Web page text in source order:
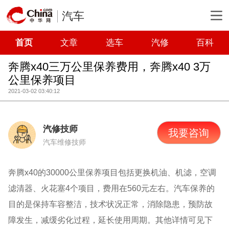
汽车
首页 文章 选车 汽修 百科
奔腾x40三万公里保养费用，奔腾x40 3万
公里保养项目
2021-03-02 03:40:12
汽修技师
汽车维修技师
我要咨询
奔腾x40的30000公里保养项目包括更换机油、机滤，空调
滤清器、火花塞4个项目，费用在560元左右。汽车保养的
目的是保持车容整洁，技术状况正常，消除隐患，预防故
障发生，减缓劣化过程，延长使用周期。其他详情可见下